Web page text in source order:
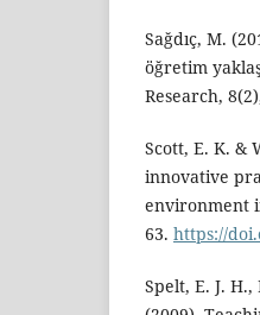
Sağdıç, M.
öğretim
Research,
Scott, E. K. &
innovative
environment
63. https://
Spelt, E. J.